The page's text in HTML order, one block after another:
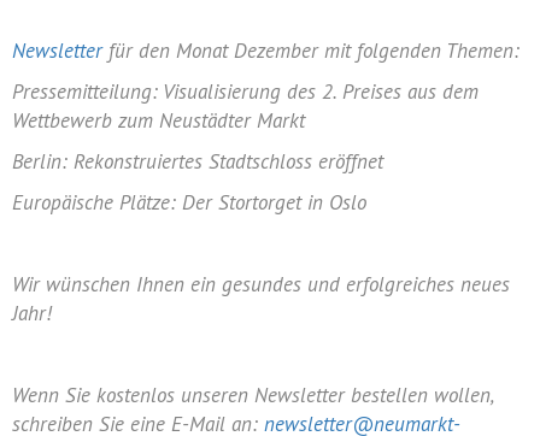
Newsletterfür den Monat Dezember mit folgenden Themen:
Pressemitteilung: Visualisierung des 2. Preises aus dem
Wettbewerb zum Neustädter Markt
Berlin: Rekonstruiertes Stadtschloss eröffnet
Europäische Plätze: Der Stortorget in Oslo
Wir wünschen Ihnen ein gesundes und erfolgreiches neues
Jahr!
Wenn Sie kostenlos unseren Newsletter bestellen wollen,
schreiben Sie eine E-Mail an: newsletter@neumarkt-